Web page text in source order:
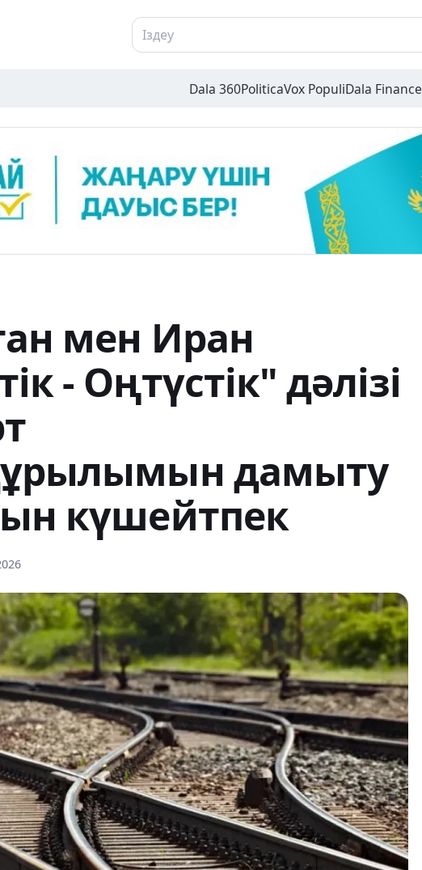
Dala 360PoliticaVox PopuliDala Finance
мен Иран
- Оңтүстік" дәлізі
дамыту
күшейтпек